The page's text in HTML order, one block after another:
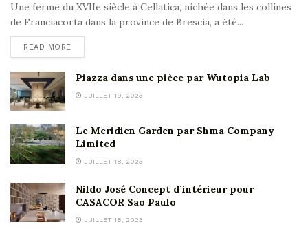
Une ferme du XVIIe siècle à Cellatica, nichée dans les collines
de Franciacorta dans la province de Brescia, a été...
READ MORE
Piazza dans une pièce par Wutopia Lab
JUILLET 19, 2023
Le Meridien Garden par Shma Company
Limited
JUILLET 18, 2023
Nildo José Concept d’intérieur pour
CASACOR São Paulo
JUILLET 18, 2023